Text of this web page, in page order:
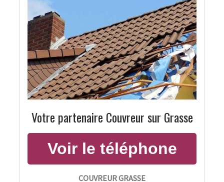
Votre partenaire Couvreur sur Grasse
COUVREUR GRASSE